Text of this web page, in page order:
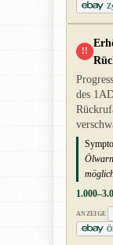
!!
des
ANZEIGE